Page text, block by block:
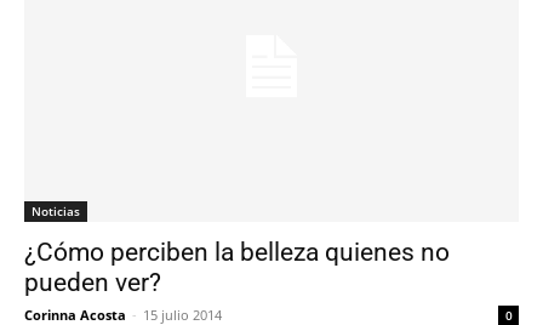
Noticias
¿Cómo perciben la belleza quienes no
pueden ver?
Corinna Acosta - 15 julio 2014 0